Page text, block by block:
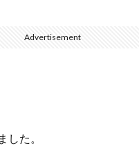
Advertisement
した。